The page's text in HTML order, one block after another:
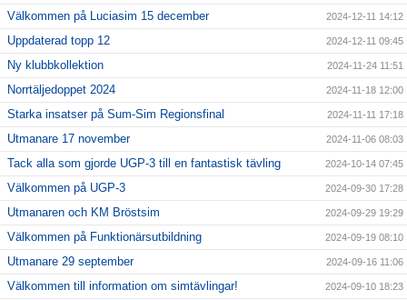
Välkommen på Luciasim 15 december 2024-12-11 14:12
Uppdaterad topp 12 2024-12-11 09:45
Ny klubbkollektion 2024-11-24 11:51
Norrtäljedoppet 2024 2024-11-18 12:00
Starka insatser på Sum-Sim Regionsfinal 2024-11-11 17:18
Utmanare 17 november 2024-11-06 08:03
Tack alla som gjorde UGP-3 till en fantastisk tävling 2024-10-14 07:45
Välkommen på UGP-3 2024-09-30 17:28
Utmanaren och KM Bröstsim 2024-09-29 19:29
Välkommen på Funktionärsutbildning 2024-09-19 08:10
Utmanare 29 september 2024-09-16 11:06
Välkommen till information om simtävlingar! 2024-09-10 18:23